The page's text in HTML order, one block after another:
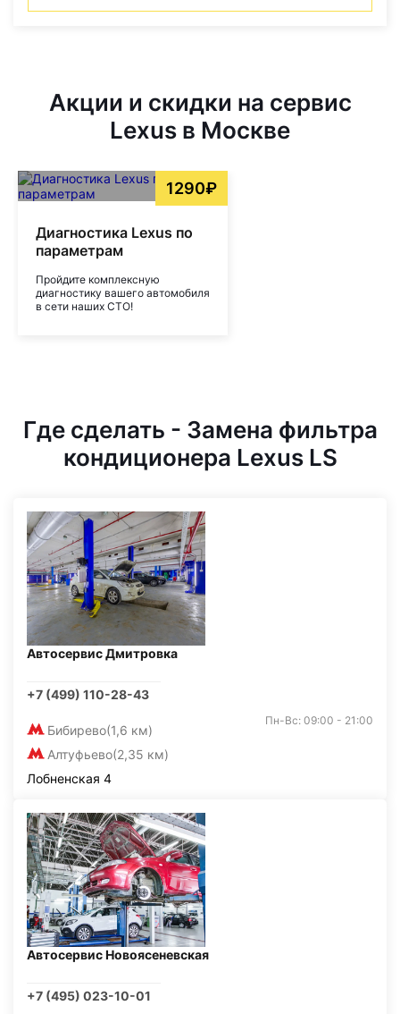
Акции и скидки на сервис
Lexus в Москве
1290₽
Диагностика Lexus по
параметрам
Пройдите комплексную
диагностику вашего автомобиля
в сети наших СТО!
Где сделать - Замена фильтра
кондиционера Lexus LS
Автосервис Дмитровка
+7 (499) 110-28-43
Бибирево(1,6 км)
Алтуфьево(2,35 км)
Пн-Вс: 09:00 - 21:00
Лобненская 4
Автосервис Новоясеневская
+7 (495) 023-10-01